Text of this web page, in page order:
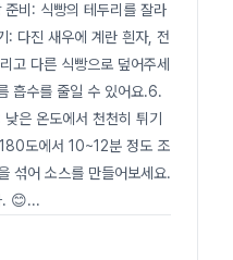
비: 식빵의 테두리를 잘라
: 다진 새우에 계란 흰자, 전
고 다른 식빵으로 덮어주세
흡수를 줄일 수 있어요.6.
은 온도에서 천천히 튀기
도에서 10~12분 정도 조
섞어 소스를 만들어보세요.
. 😊...